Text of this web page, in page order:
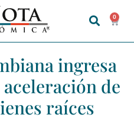
0
ingresa
de
raíces